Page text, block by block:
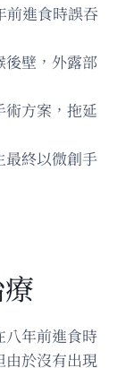
前進食時誤吞
後壁，外露部
術方案，拖延
最終以微創手
八年前進食時
於沒有出現